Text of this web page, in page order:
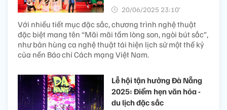
20/06/2025 23:10’
Với nhiều tiết mục đặc sắc, chương trình nghệ thuật
đặc biệt mang tên “Mãi mãi tấm lòng son, ngòi bút sắc”,
như bản hùng ca nghệ thuật tái hiện lịch sử một thế kỷ
của nền Báo chí Cách mạng Việt Nam.
Lễ hội tận hưởng Đà Nẵng
2025: Điểm hẹn văn hóa -
du lịch đặc sắc